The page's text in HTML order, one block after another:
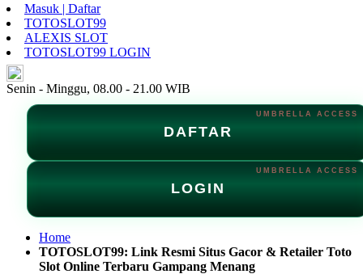
Masuk | Daftar
TOTOSLOT99
ALEXIS SLOT
TOTOSLOT99 LOGIN
Senin - Minggu, 08.00 - 21.00 WIB
DAFTAR
LOGIN
Home
TOTOSLOT99: Link Resmi Situs Gacor & Retailer Toto
Slot Online Terbaru Gampang Menang